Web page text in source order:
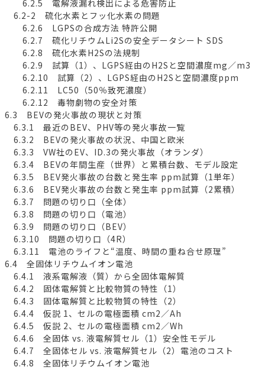
6.2.5 電解液漏れ検出による危害防止
6.2-2 硫化水素とフッ化水素の問題
6.2.6 LGPSの合成方法 特許公開
6.2.7 硫化リチウムLi2Sの安全データシート SDS
6.2.8 硫化水素H2Sの法規制
6.2.9 試算（1）、LGPS経由のH2Sと空間濃度mg／m3
6.2.10 試算（2）、LGPS経由のH2Sと空間濃度ppm
6.2.11 LC50（50％致死濃度）
6.2.12 毒物劇物の安全対策
6.3 BEVの発火事故の現状と対策
6.3.1 最近のBEV、PHV等の発火事故一覧
6.3.2 BEVの発火事故の状況、中国と欧米
6.3.3 VW社のEV、ID.3の発火事故（オランダ）
6.3.4 BEVの年間生産（世界）と累積台数、モデル設定
6.3.5 BEV発火事故の台数と発生率 ppm試算（1単年）
6.3.6 BEV発火事故の台数と発生率 ppm試算（2累積）
6.3.7 問題の切り口（全体）
6.3.8 問題の切り口（電池）
6.3.9 問題の切り口（BEV）
6.3.10 問題の切り口（4R）
6.3.11 電池のライフと“温度、時間の重ね合せ原理”
6.4 全固体リチウムイオン電池
6.4.1 液系電解液（質）から全固体電解質
6.4.2 固体電解質と比較物質の特性（1）
6.4.3 固体電解質と比較物質の特性（2）
6.4.4 仮説 1、セルの電極面積 cm2／Ah
6.4.5 仮説 2、セルの電極面積 cm2／Wh
6.4.6 全固体 vs. 液電解質セル（1）安全性モデル
6.4.7 全固体セル vs. 液電解質セル（2）電池のコスト
6.4.8 全固体リチウムイオン電池